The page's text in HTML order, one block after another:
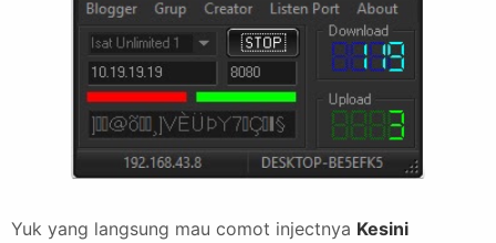
Yuk yang langsung mau comot injectnya Kesini